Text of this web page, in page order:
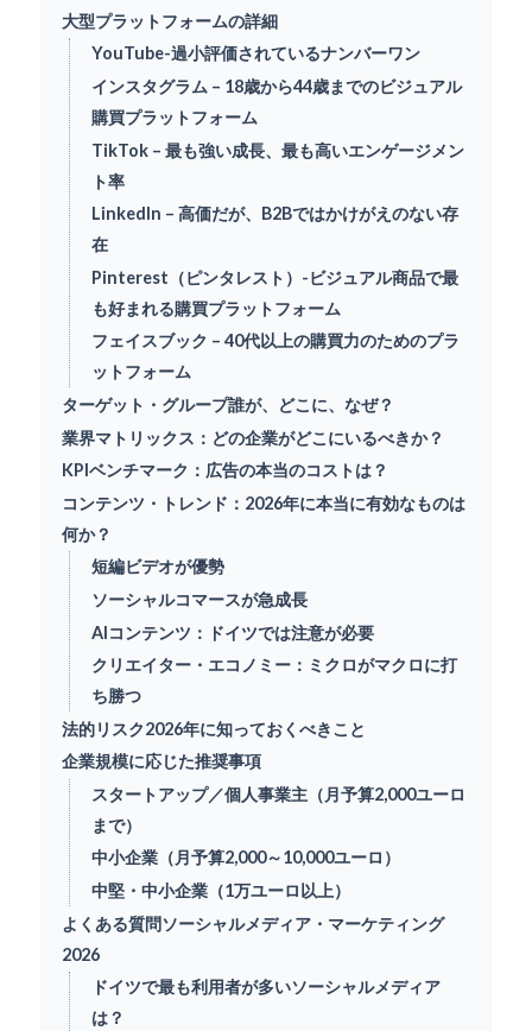
大型プラットフォームの詳細
YouTube-過小評価されているナンバーワン
インスタグラム – 18歳から44歳までのビジュアル
購買プラットフォーム
TikTok – 最も強い成長、最も高いエンゲージメン
ト率
LinkedIn – 高価だが、B2Bではかけがえのない存
在
Pinterest（ピンタレスト）-ビジュアル商品で最
も好まれる購買プラットフォーム
フェイスブック – 40代以上の購買力のためのプラ
ットフォーム
ターゲット・グループ誰が、どこに、なぜ？
業界マトリックス：どの企業がどこにいるべきか？
KPIベンチマーク：広告の本当のコストは？
コンテンツ・トレンド：2026年に本当に有効なものは
何か？
短編ビデオが優勢
ソーシャルコマースが急成長
AIコンテンツ：ドイツでは注意が必要
クリエイター・エコノミー：ミクロがマクロに打
ち勝つ
法的リスク2026年に知っておくべきこと
企業規模に応じた推奨事項
スタートアップ／個人事業主（月予算2,000ユーロ
まで）
中小企業（月予算2,000～10,000ユーロ）
中堅・中小企業（1万ユーロ以上）
よくある質問ソーシャルメディア・マーケティング
2026
ドイツで最も利用者が多いソーシャルメディア
は？